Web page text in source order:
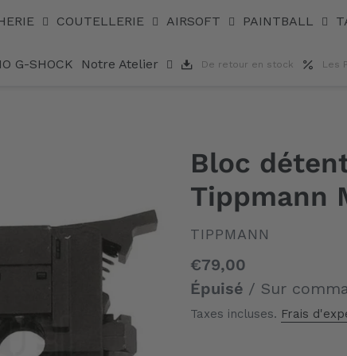
COUTELLERIE AIRSOFT PAINTBALL
G-SHOCK Notre Atelier De retour en stock Les
Bloc
Tippmann
DISTRIBUTEUR
TIPPMANN
Prix
normal
€79,00
Épuisé / Sur
Taxes incluses. Frais